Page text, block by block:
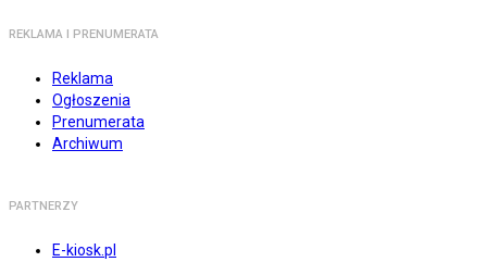
REKLAMA I PRENUMERATA
Reklama
Ogłoszenia
Prenumerata
Archiwum
PARTNERZY
E-kiosk.pl